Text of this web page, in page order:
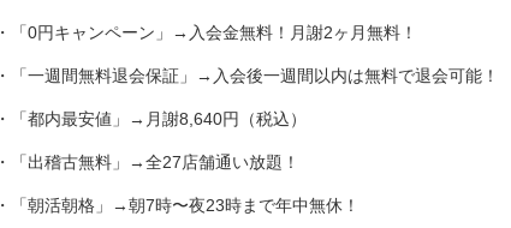
・「0円キャンペーン」→入会金無料！月謝2ヶ月無料！
・「一週間無料退会保証」→入会後一週間以内は無料で退会可能！
・「都内最安値」→月謝8,640円（税込）
・「出稽古無料」→全27店舗通い放題！
・「朝活朝格」→朝7時〜夜23時まで年中無休！